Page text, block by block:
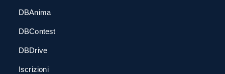
DBAnima
DBContest
DBDrive
Iscrizioni